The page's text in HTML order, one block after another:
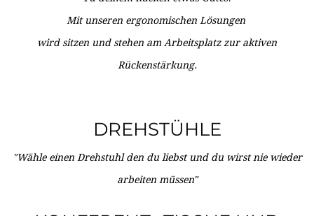
Mit unseren ergonomischen Lösungen
wird sitzen und stehen am Arbeitsplatz zur aktiven
Rückenstärkung.
DREHSTÜHLE
"Wähle einen Drehstuhl den du liebst und du wirst nie wieder
arbeiten müssen"